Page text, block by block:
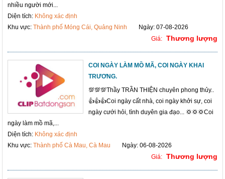
nhiều người mới...
Diện tích: Không xác định
Khu vực:Thành phố Móng Cái, Quảng Ninh
Ngày: 07-08-2026
Giá: Thương lượng
COI NGÀY LÀM MỒ MÃ, COI NGÀY KHAI
TRƯƠNG.
💯💯💯Thầy TRẦN THIỆN chuyên phong thủy..
👍👍👍Coi ngày cất nhà, coi ngày khởi sự, coi
ngày cưới hỏi, tình duyên gia đạo... 💢💢💢Coi
ngày làm mồ mã,...
Diện tích: Không xác định
Khu vực:Thành phố Cà Mau, Cà Mau
Ngày: 06-08-2026
Giá: Thương lượng